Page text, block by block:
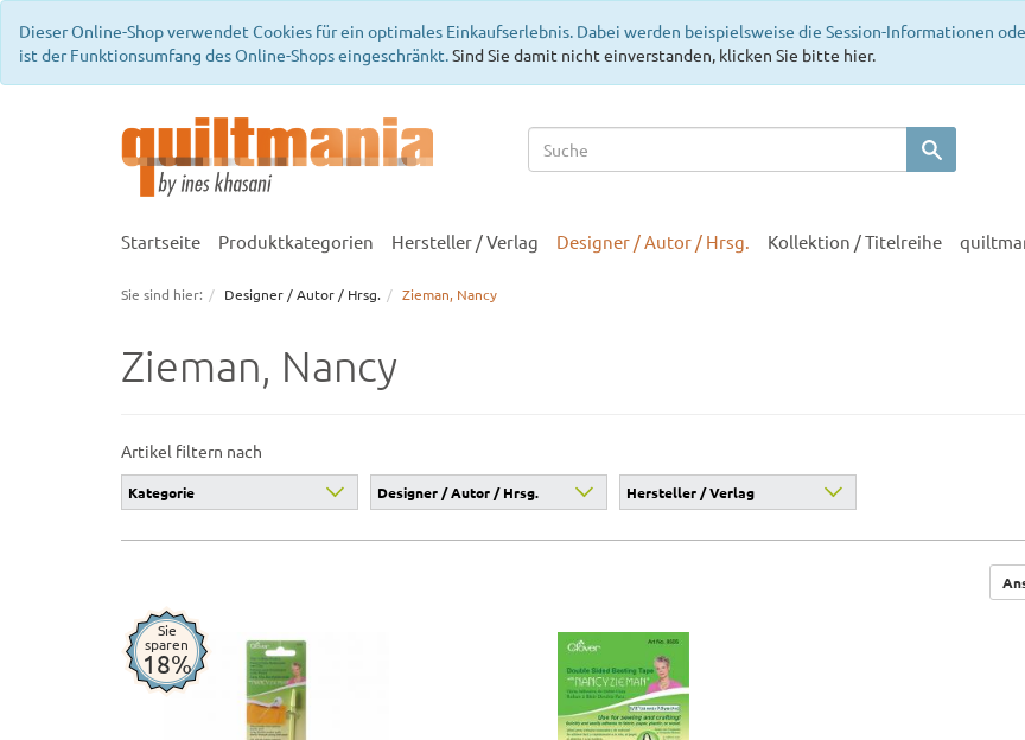
Dieser Online-Shop verwendet Cookies für ein optimales Einkaufserlebnis. Dabei werden beispielsweise die Session-Informationen
ist der Funktionsumfang des Online-Shops eingeschränkt.Sind Sie damit nicht einverstanden, klicken Sie bitte hier.
Startseite Produktkategorien Hersteller / Verlag Designer / Autor / Hrsg. Kollektion / Titelreihe
Sie sind hier: Designer / Autor / Hrsg. Zieman, Nancy
Zieman, Nancy
Artikel filtern nach
Kategorie Designer / Autor / Hrsg. Hersteller / Verlag
Sie
sparen
18%